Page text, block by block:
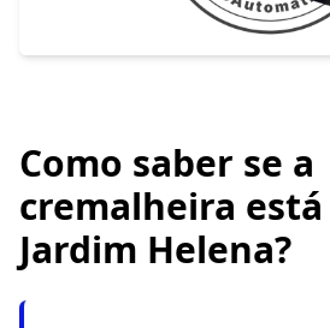
Como saber se a
cremalheira
Jardim Helena?